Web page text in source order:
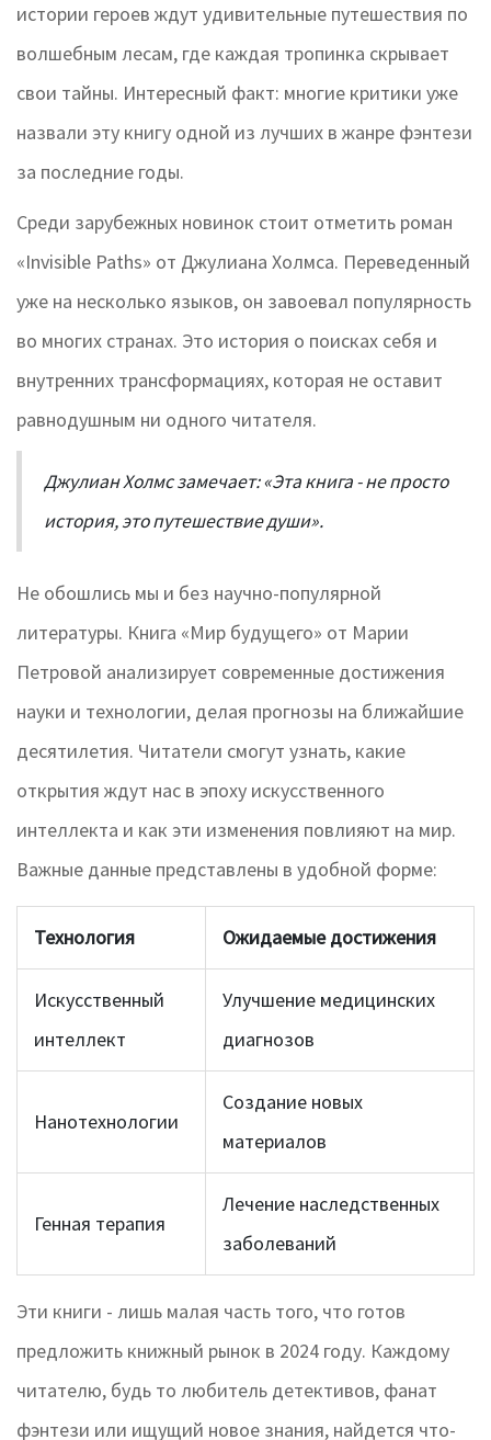
истории героев ждут удивительные путешествия по
волшебным лесам, где каждая тропинка скрывает
свои тайны. Интересный факт: многие критики уже
назвали эту книгу одной из лучших в жанре фэнтези
за последние годы.
Среди зарубежных новинок стоит отметить роман
«Invisible Paths» от Джулиана Холмса. Переведенный
уже на несколько языков, он завоевал популярность
во многих странах. Это история о поисках себя и
внутренних трансформациях, которая не оставит
равнодушным ни одного читателя.
Джулиан Холмс замечает: «Эта книга - не просто
история, это путешествие души».
Не обошлись мы и без научно-популярной
литературы. Книга «Мир будущего» от Марии
Петровой анализирует современные достижения
науки и технологии, делая прогнозы на ближайшие
десятилетия. Читатели смогут узнать, какие
открытия ждут нас в эпоху искусственного
интеллекта и как эти изменения повлияют на мир.
Важные данные представлены в удобной форме:
Технология Ожидаемые достижения
Искусственный
интеллект
Улучшение медицинских
диагнозов
Нанотехнологии
Создание новых
материалов
Генная терапия
Лечение наследственных
заболеваний
Эти книги - лишь малая часть того, что готов
предложить книжный рынок в 2024 году. Каждому
читателю, будь то любитель детективов, фанат
фэнтези или ищущий новое знания, найдется что-